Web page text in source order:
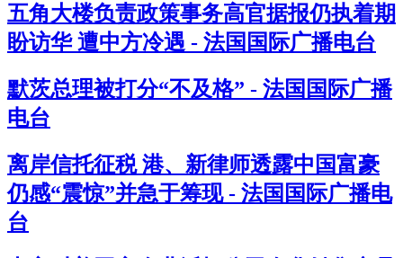
五角大楼负责政策事务高官据报仍执着期
盼访华 遭中方冷遇 - 法国国际广播电台
默茨总理被打分“不及格” - 法国国际广播
电台
离岸信托征税 港、新律师透露中国富豪
仍感“震惊”并急于筹现 - 法国国际广播电
台